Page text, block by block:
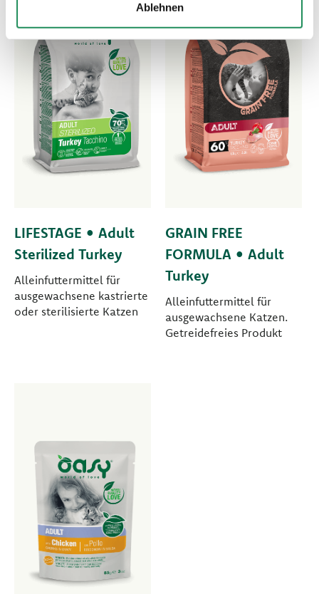
Ablehnen
LIFESTAGE • Adult
Sterilized Turkey
Alleinfuttermittel für
ausgewachsene kastrierte
oder sterilisierte Katzen
GRAIN FREE
FORMULA • Adult
Turkey
Alleinfuttermittel für
ausgewachsene Katzen.
Getreidefreies Produkt